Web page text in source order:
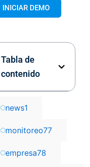
INICIAR DEMO
Tabla de
contenido
news1
monitoreo77
empresa78